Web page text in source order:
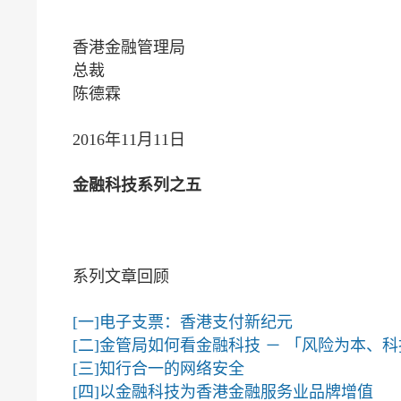
香港金融管理局
总裁
陈德霖
2016年11月11日
金融科技系列之五
系列文章回顾
[一]电子支票：香港支付新纪元
[二]金管局如何看金融科技 － 「风险为本、科
[三]知行合一的网络安全
[四]以金融科技为香港金融服务业品牌增值